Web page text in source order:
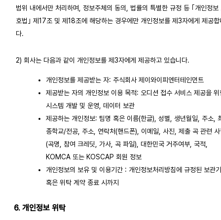
범위 내에서만 처리하며, 정보주체의 동의, 법률의 특별한 규정 등 ｢개인정보
호법｣ 제17조 및 제18조에 해당하는 경우에만 개인정보를 제3자에게 제공합
다.
2) 회사는 다음과 같이 개인정보를 제3자에게 제공하고 있습니다.
개인정보를 제공받는 자: 주식회사 제이와이피엔터테인먼트
제공받는 자의 개인정보 이용 목적: 오디션 접수 서비스 제공을 위
시스템 개발 및 운영, 데이터 보관
제공하는 개인정보: 팀명 혹은 이름(한글), 성별, 생년월일, 주소,
종학교/전공, 주소, 연락처(핸드폰), 이메일, 사진, 제출 곡 관련
(곡명, 참여 크레딧, 가사, 곡 파일), 대한민국 거주여부, 국적,
KOMCA 또는 KOSCAP 회원 정보
개인정보의 보유 및 이용기간 : 개인정보처리방침에 규정된 보관
혹은 위탁 계약 종료 시까지
6. 개인정보 위탁